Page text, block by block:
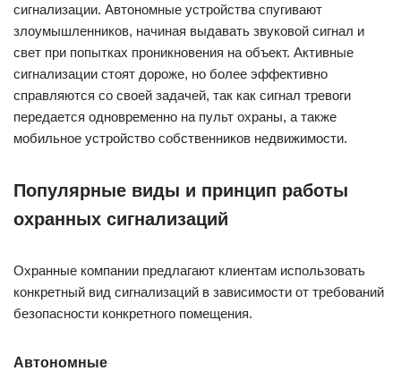
сигнализации. Автономные устройства спугивают
злоумышленников, начиная выдавать звуковой сигнал и
свет при попытках проникновения на объект. Активные
сигнализации стоят дороже, но более эффективно
справляются со своей задачей, так как сигнал тревоги
передается одновременно на пульт охраны, а также
мобильное устройство собственников недвижимости.
Популярные виды и принцип работы
охранных сигнализаций
Охранные компании предлагают клиентам использовать
конкретный вид сигнализаций в зависимости от требований
безопасности конкретного помещения.
Автономные